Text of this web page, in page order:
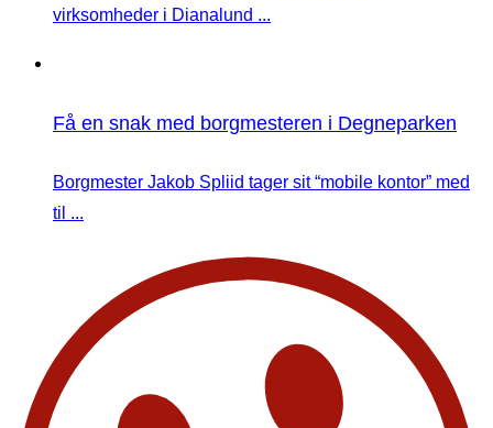
virksomheder i Dianalund ...
Få en snak med borgmesteren i Degneparken
Borgmester Jakob Spliid tager sit “mobile kontor” med
til ...